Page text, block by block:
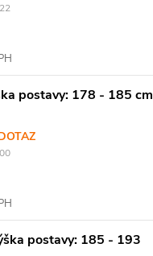
postavy: 178 - 185 cm
postavy: 185 - 193